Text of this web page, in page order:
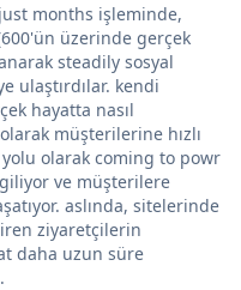
months işleminde,
üzerinde gerçek
steadily sosyal
ulaştırdılar. kendi
hayatta nasıl
müşterilerine hızlı
olarak coming to powr
ve müşterilere
aslında, sitelerinde
ziyaretçilerin
daha uzun süre